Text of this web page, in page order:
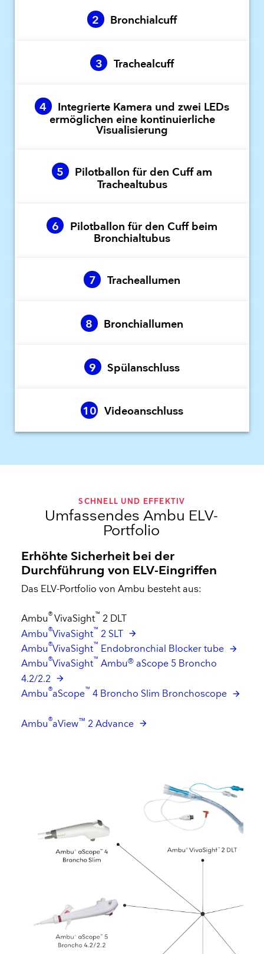
2 Bronchialcuff
3 Trachealcuff
4
Integrierte Kamera und zwei LEDs
ermöglichen eine kontinuierliche
Visualisierung
5
Pilotballon für den Cuff am
Trachealtubus
6
Pilotballon für den Cuff beim
Bronchialtubus
7 Tracheallumen
8 Bronchiallumen
9 Spülanschluss
10 Videoanschluss
SCHNELL UND EFFEKTIV
Umfassendes Ambu ELV-
Portfolio
Erhöhte Sicherheit bei der
Durchführung von ELV-Eingriffen
Das ELV-Portfolio von Ambu besteht aus:
Ambu® VivaSight™ 2 DLT
Ambu®VivaSight™ 2 SLT
Ambu®VivaSight™ Endobronchial Blocker tube
Ambu®VivaSight™ Ambu®aScope 5 Broncho
4.2/2.2
Ambu®aScope™ 4 Broncho Slim Bronchoscope
Ambu®aView™ 2 Advance